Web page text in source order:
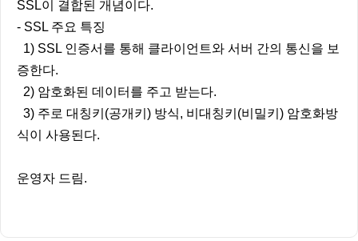
SSL이 결합된 개념이다.
- SSL 주요 특징
1) SSL 인증서를 통해 클라이언트와 서버 간의 통신을 보
증한다.
2) 암호화된 데이터를 주고 받는다.
3) 주로 대칭키(공개키) 방식, 비대칭키(비밀키) 암호화방
식이 사용된다.
운영자 드림.